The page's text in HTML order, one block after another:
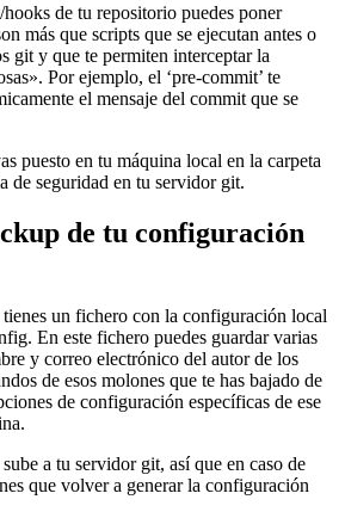
de tu repositorio puedes poner
más que scripts que se ejecutan antes o
git y que te permiten interceptar la
Por ejemplo, el ‘pre-commit’ te
el mensaje del commit que se
puesto en tu máquina local en la carpeta
de seguridad en tu servidor git.
de tu configuración
un fichero con la configuración local
En este fichero puedes guardar varias
y correo electrónico del autor de los
de esos molones que te has bajado de
de configuración específicas de ese
a tu servidor git, así que en caso de
que volver a generar la configuración